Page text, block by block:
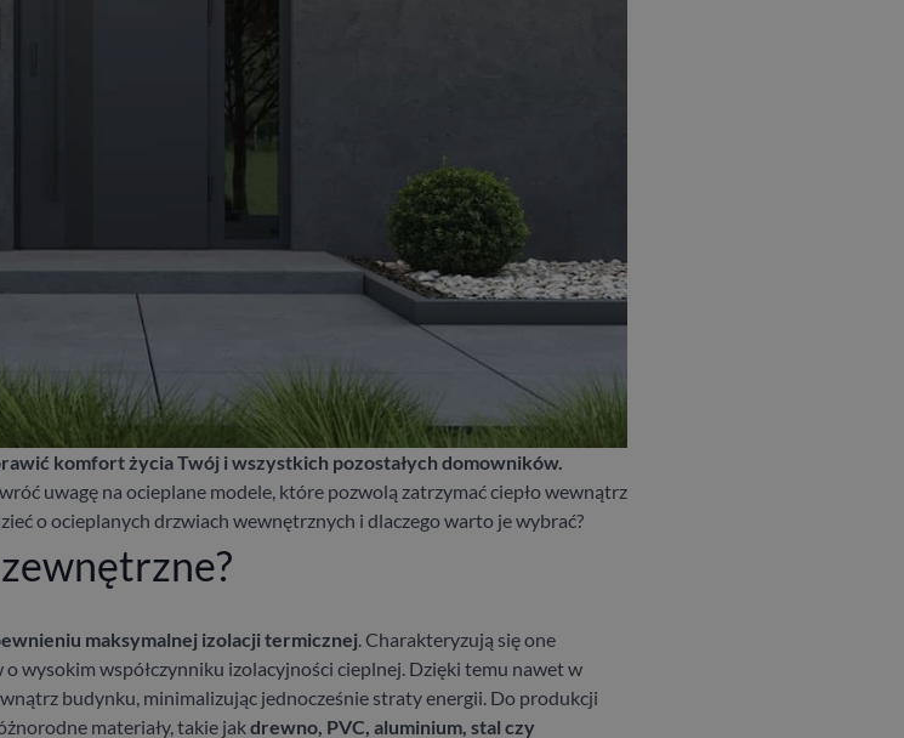
komfort życia Twój i wszystkich pozostałych domowników.
uwagę na ocieplane modele, które pozwolą zatrzymać ciepło wewnątrz
o ocieplanych drzwiach wewnętrznych i dlaczego warto je wybrać?
maksymalnej izolacji termicznej . Charakteryzują się one
wysokim współczynniku izolacyjności cieplnej. Dzięki temu nawet w
budynku, minimalizując jednocześnie straty energii. Do produkcji
materiały, takie jakdrewno, PVC, aluminium, stal czy